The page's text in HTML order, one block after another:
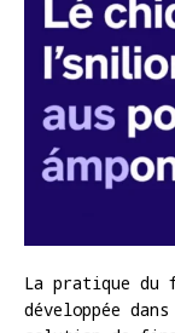
La pratique du
développée